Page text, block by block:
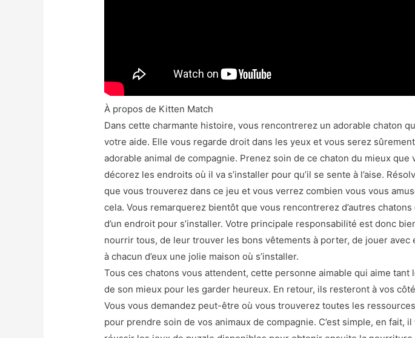
À propos de Kitten Match
Dans cette charmante histoire, vous rencontrerez un adorable chaton
votre aide. Elle vous regarde droit dans les yeux et vous serez
adorable animal de compagnie. Prenez soin de ce chaton du mieux que
décorez les endroits où il va s’installer pour qu’il se sente à l’aise.
que vous trouverez dans ce jeu et vous verrez combien vous vous
cela. Vous remarquerez bientôt que vous rencontrerez d’autres
d’un endroit pour s’installer. Votre principale responsabilité est donc
nourrir tous, de leur trouver les bons vêtements à porter, de jouer avec
à chacun d’eux une jolie maison où s’installer.
Tous ces chatons vous attendent, cette personne aimable qui aime tant
de son mieux pour les garder heureux. En retour, ils resteront à vos
Vous vous demandez peut-être où vous trouverez toutes les
pour prendre soin de vos animaux de compagnie. C’est simple, en fait,